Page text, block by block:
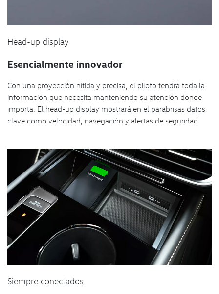
Head-up display
Esencialmente innovador
Con una proyección nítida y precisa, el piloto tendrá toda la
información que necesita manteniendo su atención donde
importa. El head-up display mostrará en el parabrisas datos
clave como velocidad, navegación y alertas de seguridad.
Siempre conectados